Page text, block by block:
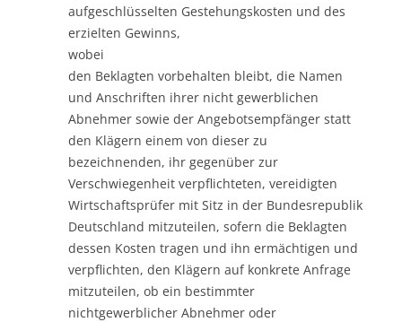
aufgeschlüsselten Gestehungskosten und des
erzielten Gewinns,
wobei
den Beklagten vorbehalten bleibt, die Namen
und Anschriften ihrer nicht gewerblichen
Abnehmer sowie der Angebotsempfänger statt
den Klägern einem von dieser zu
bezeichnenden, ihr gegenüber zur
Verschwiegenheit verpflichteten, vereidigten
Wirtschaftsprüfer mit Sitz in der Bundesrepublik
Deutschland mitzuteilen, sofern die Beklagten
dessen Kosten tragen und ihn ermächtigen und
verpflichten, den Klägern auf konkrete Anfrage
mitzuteilen, ob ein bestimmter
nichtgewerblicher Abnehmer oder